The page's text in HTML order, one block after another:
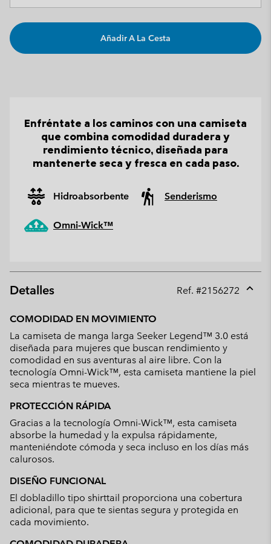
Añadir A La Cesta
Enfréntate a los caminos con una camiseta
que combina comodidad duradera y
rendimiento técnico, diseñada para
mantenerte seca y fresca en cada paso.
Hidroabsorbente Senderismo
Omni-Wick™
Detalles Ref. #2156272
COMODIDAD EN MOVIMIENTO
La camiseta de manga larga Seeker Legend™ 3.0 está
diseñada para mujeres que buscan rendimiento y
comodidad en sus aventuras al aire libre. Con la
tecnología Omni-Wick™, esta camiseta mantiene la piel
seca mientras te mueves.
PROTECCIÓN RÁPIDA
Gracias a la tecnología Omni-Wick™, esta camiseta
absorbe la humedad y la expulsa rápidamente,
manteniéndote cómoda y seca incluso en los días más
calurosos.
DISEÑO FUNCIONAL
El dobladillo tipo shirttail proporciona una cobertura
adicional, para que te sientas segura y protegida en
cada movimiento.